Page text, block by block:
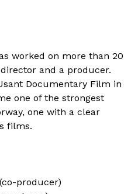
worked on more than 20
and a producer.
Documentary Film in
one of the strongest
one with a clear
films.
producer)